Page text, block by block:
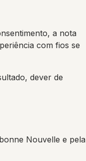
a nota
com fios se
dever de
Nouvelle e pela